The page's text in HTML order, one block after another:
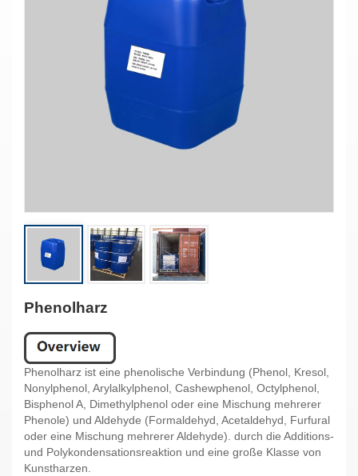
Phenolharz
Phenolharz ist eine phenolische Verbindung (Phenol, Kresol,
Nonylphenol, Arylalkylphenol, Cashewphenol, Octylphenol,
Bisphenol A, Dimethylphenol oder eine Mischung mehrerer
Phenole) und Aldehyde (Formaldehyd, Acetaldehyd, Furfural
oder eine Mischung mehrerer Aldehyde). durch die Additions-
und Polykondensationsreaktion und eine große Klasse von
Kunstharzen.